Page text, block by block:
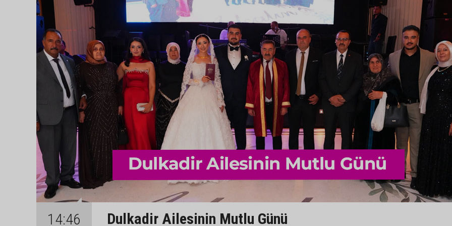
14:46 Dulkadir Ailesinin Mutlu Günü